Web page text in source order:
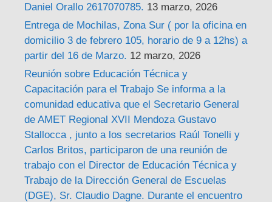
Daniel Orallo 2617070785. 13 marzo, 2026
Entrega de Mochilas, Zona Sur ( por la oficina en
domicilio 3 de febrero 105, horario de 9 a 12hs) a
partir del 16 de Marzo. 12 marzo, 2026
Reunión sobre Educación Técnica y
Capacitación para el Trabajo Se informa a la
comunidad educativa que el Secretario General
de AMET Regional XVII Mendoza Gustavo
Stallocca , junto a los secretarios Raúl Tonelli y
Carlos Britos, participaron de una reunión de
trabajo con el Director de Educación Técnica y
Trabajo de la Dirección General de Escuelas
(DGE), Sr. Claudio Dagne. Durante el encuentro